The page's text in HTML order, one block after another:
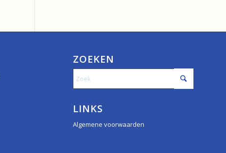
ZOEKEN
LINKS
Algemene voorwaarden